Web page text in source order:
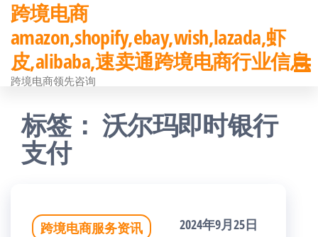
前
往
内
跨境电商
amazon,shopify,ebay,wish,lazada,虾
皮,alibaba,速卖通跨境电商行业信息
跨境电商领先咨询
标签：沃尔玛即时银行
支付
跨境电商服务资讯 2024年9月25日